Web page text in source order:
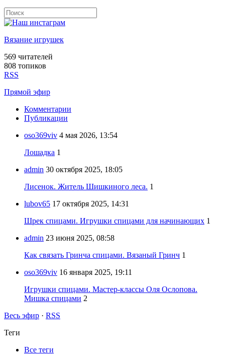
Вязание игрушек
569 читателей
808 топиков
RSS
Прямой эфир
Комментарии
Публикации
oso369viv 4 мая 2026, 13:54
Лошадка 1
admin 30 октября 2025, 18:05
Лисенок. Житель Шишкиного леса. 1
lubov65 17 октября 2025, 14:31
Шрек спицами. Игрушки спицами для начинающих 1
admin 23 июня 2025, 08:58
Как связать Гринча спицами. Вязаный Гринч 1
oso369viv 16 января 2025, 19:11
Игрушки спицами. Мастер-классы Оля Ослопова.
Мишка спицами 2
Весь эфир · RSS
Теги
Все теги